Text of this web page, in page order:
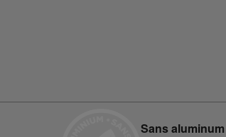
Sans aluminum